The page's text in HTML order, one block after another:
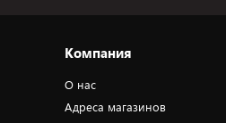
Компания
О нас
Адреса магазинов